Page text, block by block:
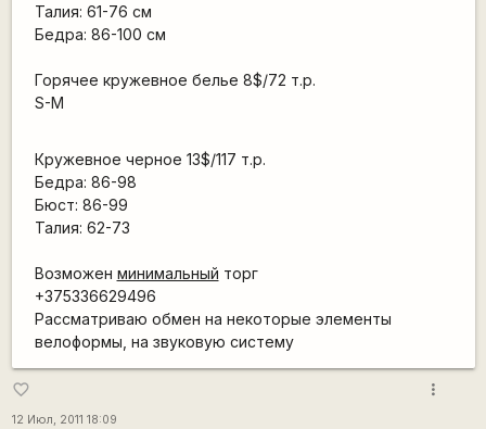
Талия: 61-76 см
Бедра: 86-100 см
Горячее кружевное белье 8$/72 т.р.
S-M
Кружевное черное 13$/117 т.р.
Бедра: 86-98
Бюст: 86-99
Талия: 62-73
Возможен минимальный торг
+375336629496
Рассматриваю обмен на некоторые элементы
велоформы, на звуковую систему
favorite_border
12 Июл, 2011 18:09
more_vert